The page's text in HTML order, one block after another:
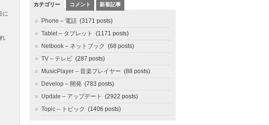
に
カテゴリー コメント 新着記事
Phone – 電話 (3171 posts)
Tablet – タブレット
(1171 posts)
Netbook – ネットブック (68 posts)
TV – テレビ (287 posts)
MusicPlayer – 音楽プレイヤー (88 posts)
Develop – 開発 (783 posts)
Update – アップデート
(2922 posts)
Topic – トピック (1406 posts)